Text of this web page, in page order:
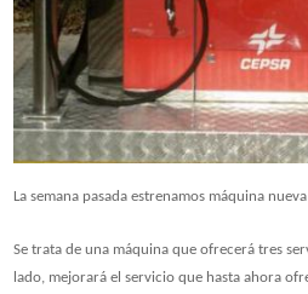
La semana pasada estrenamos máquina
Se trata de una máquina que ofrecerá tres
lado, mejorará el servicio que hasta ahora